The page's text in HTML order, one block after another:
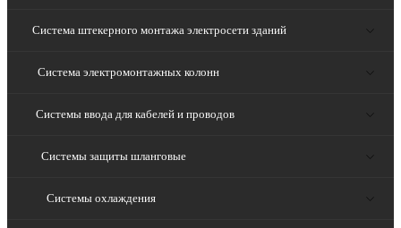
Система штекерного монтажа электросети зданий
Система электромонтажных колонн
Системы ввода для кабелей и проводов
Системы защиты шланговые
Системы охлаждения